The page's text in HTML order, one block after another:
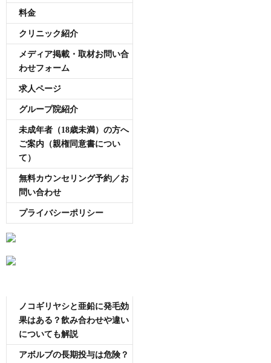
料金
クリニック紹介
メディア掲載・取材お問い合
わせフォーム
求人ページ
グループ院紹介
未成年者（18歳未満）の方へ
ご案内（親権同意書につい
て）
無料カウンセリング予約／お
問い合わせ
プライバシーポリシー
ノコギリヤシと亜鉛に発毛効
果はある？飲み合わせや違い
についても解説
アボルブの長期投与は危険？